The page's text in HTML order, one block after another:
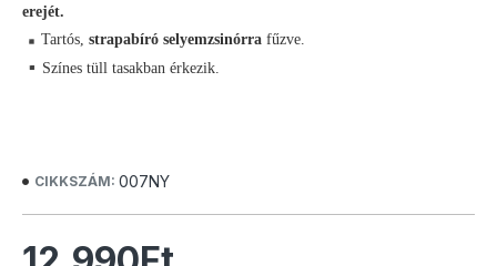
erejét.
Tartós, strapabíró selyemzsinórra fűzve.
Színes tüll tasakban érkezik.
CIKKSZÁM: 007NY